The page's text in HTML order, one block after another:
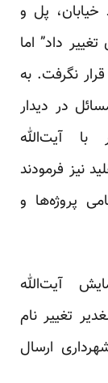
خیابان، پل و
نام تونل الغدیر را به ۹ دی تغییر داد” اما
نگرفت. به
در دیدار
آیت‌الله
نیز فرمودند
پروژه‌ها و
آیت‌الله
تغییر نام
ارسال